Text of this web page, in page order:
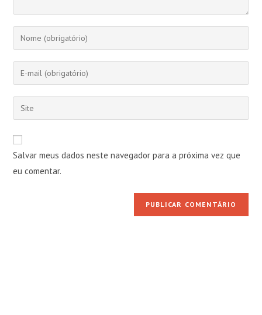
Digite
seu
nome
ou
de
usuário
para
comentar
Digite
seu
endereço
de
para
comentar
Digite
o
do
seu
site
Salvar meus dados neste navegador para a próxima vez que
eu comentar.